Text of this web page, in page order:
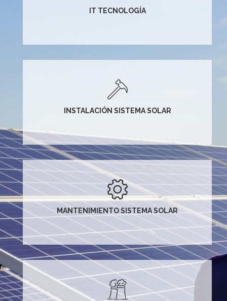
IT TECNOLOGÍA
INSTALACIÓN SISTEMA SOLAR
MANTENIMIENTO SISTEMA SOLAR